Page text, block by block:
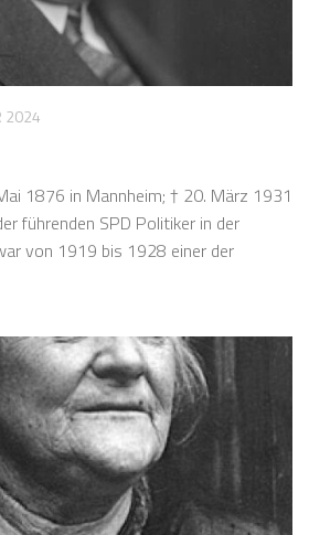
2024
1876 in Mannheim; † 20. März 1931
führenden SPD Politiker in der
von 1919 bis 1928 einer der